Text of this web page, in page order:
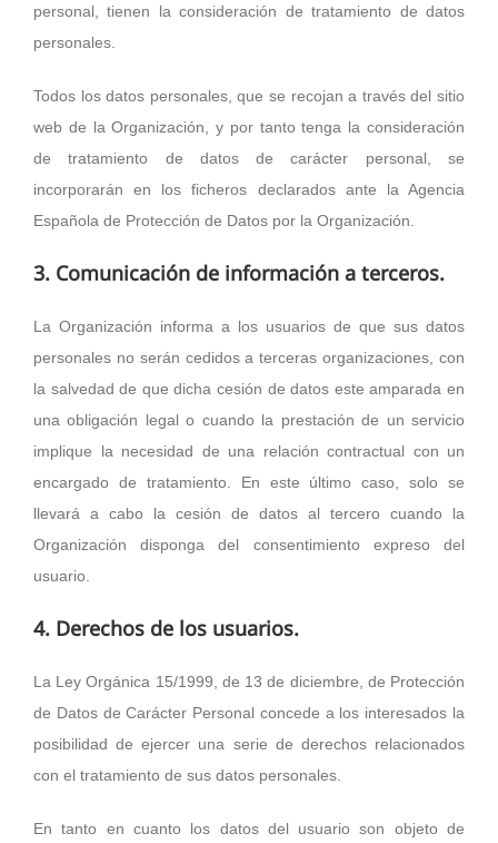
personal, tienen la consideración de tratamiento de datos
personales.
Todos los datos personales, que se recojan a través del sitio
web de la Organización, y por tanto tenga la consideración
de tratamiento de datos de carácter personal, se
incorporarán en los ficheros declarados ante la Agencia
Española de Protección de Datos por la Organización.
3. Comunicación de información a terceros.
La Organización informa a los usuarios de que sus datos
personales no serán cedidos a terceras organizaciones, con
la salvedad de que dicha cesión de datos este amparada en
una obligación legal o cuando la prestación de un servicio
implique la necesidad de una relación contractual con un
encargado de tratamiento. En este último caso, solo se
llevará a cabo la cesión de datos al tercero cuando la
Organización disponga del consentimiento expreso del
usuario.
4. Derechos de los usuarios.
La Ley Orgánica 15/1999, de 13 de diciembre, de Protección
de Datos de Carácter Personal concede a los interesados la
posibilidad de ejercer una serie de derechos relacionados
con el tratamiento de sus datos personales.
En tanto en cuanto los datos del usuario son objeto de